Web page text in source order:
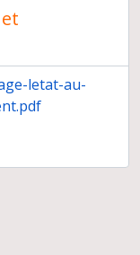
letat-au-